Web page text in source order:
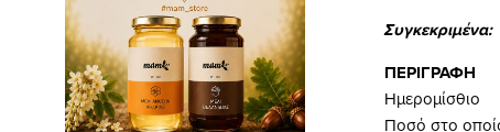
Συγκεκριμένα:
ΠΕΡΙΓΡΑΦΗ
Ημερομίσθιο
Ποσό στο